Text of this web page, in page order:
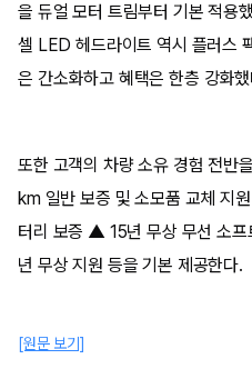
을 듀얼 모터 트림부터 기본 적용
셀 LED 헤드라이트 역시 플러스
은 간소화하고 혜택은 한층 강화
또한 고객의 차량 소유 경험 전
km 일반 보증 및 소모품 교체 지
터리 보증 ▲ 15년 무상 무선 소
년 무상 지원 등을 기본 제공한다.
[원문 보기]